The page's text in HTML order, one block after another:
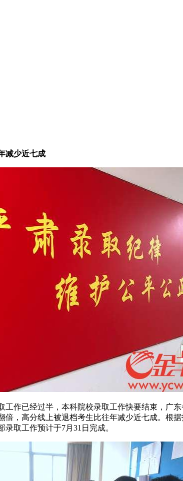
减少近七成
作已经过半，本科院校录取工作快要结束，广
，高分线上被退档考生比往年减少近七成。根
取工作预计于7月31日完成。